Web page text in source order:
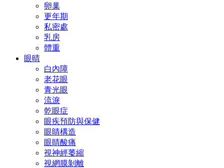
卵巢
更年期
私密處
乳房
體重
眼晴
白內障
老花眼
青光眼
流淚
乾眼症
眼疾預防與保健
眼睛構造
眼睛酸痛
視神經萎縮
視網膜剝離